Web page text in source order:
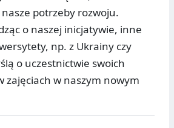
nasze potrzeby rozwoju.
o naszej inicjatywie, inne
np. z Ukrainy czy
o uczestnictwie swoich
zajęciach w naszym nowym